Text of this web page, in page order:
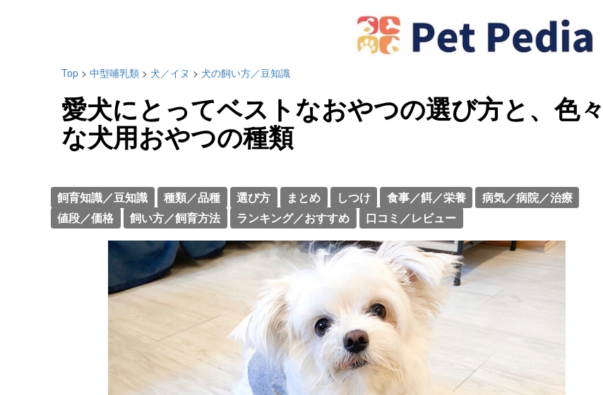
Top > 中型哺乳類 > 犬／イヌ > 犬の飼い方／豆知識
愛犬にとってベストなおやつの選び方と、色々
な犬用おやつの種類
飼育知識／豆知識 種類／品種 選び方 まとめ しつけ 食事／餌／栄養
病気／病院／治療
値段／価格
飼い方／飼育方法 ランキング／おすすめ 口コミ／レビュー